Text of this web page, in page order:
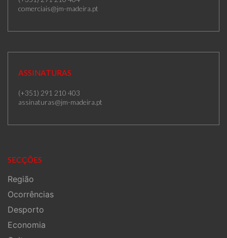
comerciais@jm-madeira.pt
ASSINATURAS
(+351) 291 210 403
assinaturas@jm-madeira.pt
SECÇÕES
Região
Ocorrências
Desporto
Economia